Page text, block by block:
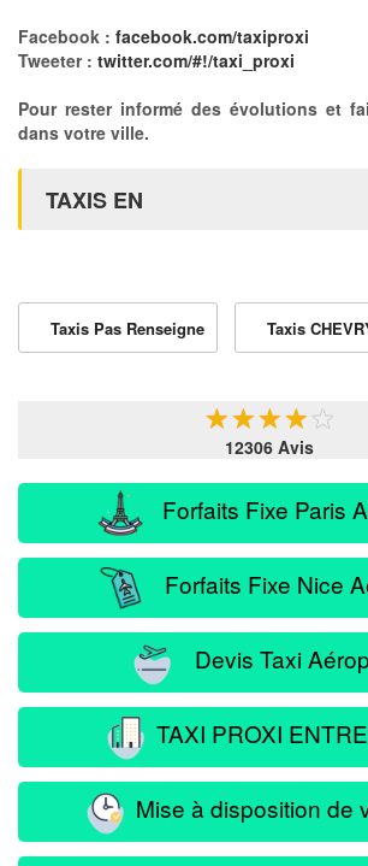
Facebook : facebook.com/taxiproxi
Tweeter : twitter.com/#!/taxi_proxi
Pour rester informé des évolutions et
dans votre ville.
TAXIS EN
Taxis Pas Renseigne Taxis
★★★★ ★
12306 Avis
Forfaits Fixe Paris
Forfaits Fixe Nice
Devis Taxi
TAXI PROXI
Mise à disposition de